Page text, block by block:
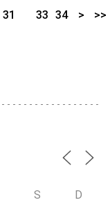
31
33 34 > >>
S D